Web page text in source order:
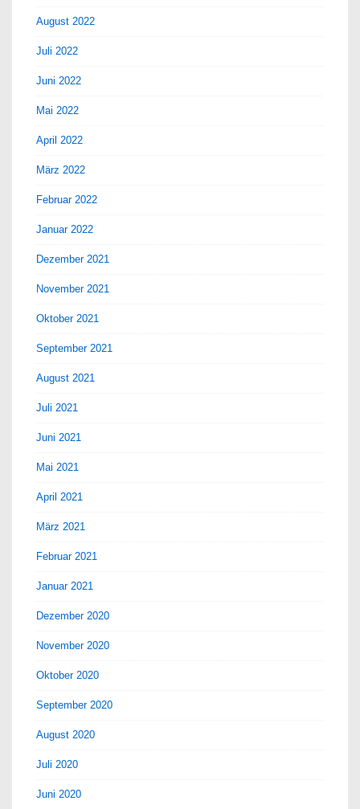
August 2022
Juli 2022
Juni 2022
Mai 2022
April 2022
März 2022
Februar 2022
Januar 2022
Dezember 2021
November 2021
Oktober 2021
September 2021
August 2021
Juli 2021
Juni 2021
Mai 2021
April 2021
März 2021
Februar 2021
Januar 2021
Dezember 2020
November 2020
Oktober 2020
September 2020
August 2020
Juli 2020
Juni 2020